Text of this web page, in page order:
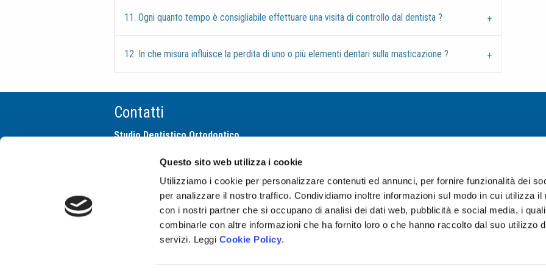
Questo sito web utilizza i cookie
Utilizziamo i cookie per personalizzare contenuti ed annunci, per fornire funzionalità dei
per analizzare il nostro traffico. Condividiamo inoltre informazioni sul modo in cui utilizza il
con i nostri partner che si occupano di analisi dei dati web, pubblicità e social media, i
combinarle con altre informazioni che ha fornito loro o che hanno raccolto dal suo utilizzo
servizi. Leggi Cookie Policy.
11. Ogni quanto tempo è consigliabile effettuare una visita di controllo dal dentista ?
12. In che misura influisce la perdita di uno o più elementi dentari sulla masticazione ?
Contatti
Studio Dentistico Ortodontico
via San Gregorio 10
20124 Milano
tel +39 02 29512542
info@studiocimafranchi.it
Come raggiungerci >>